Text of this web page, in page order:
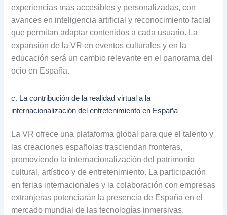
experiencias más accesibles y personalizadas, con
avances en inteligencia artificial y reconocimiento facial
que permitan adaptar contenidos a cada usuario. La
expansión de la VR en eventos culturales y en la
educación será un cambio relevante en el panorama del
ocio en España.
c. La contribución de la realidad virtual a la
internacionalización del entretenimiento en España
La VR ofrece una plataforma global para que el talento y
las creaciones españolas trasciendan fronteras,
promoviendo la internacionalización del patrimonio
cultural, artístico y de entretenimiento. La participación
en ferias internacionales y la colaboración con empresas
extranjeras potenciarán la presencia de España en el
mercado mundial de las tecnologías inmersivas.